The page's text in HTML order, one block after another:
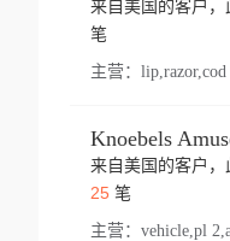
来自美国的客户
笔
主营： lip,razor,cod
来自美国的客户
25笔
主营：